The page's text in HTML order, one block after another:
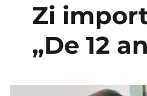
Zi
„De 12